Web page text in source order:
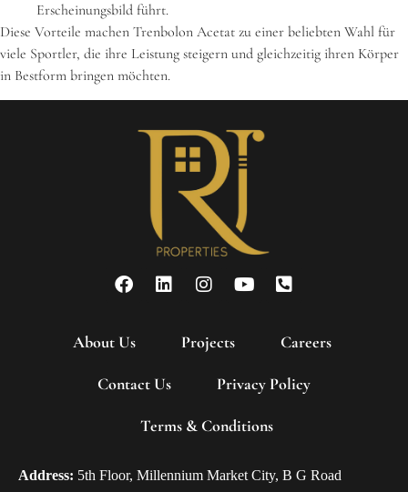
Erscheinungsbild führt.
Diese Vorteile machen Trenbolon Acetat zu einer beliebten Wahl für
viele Sportler, die ihre Leistung steigern und gleichzeitig ihren Körper
in Bestform bringen möchten.
About Us Projects Careers
Contact Us Privacy Policy
Terms & Conditions
Address: 5th Floor, Millennium Market City, B G Road